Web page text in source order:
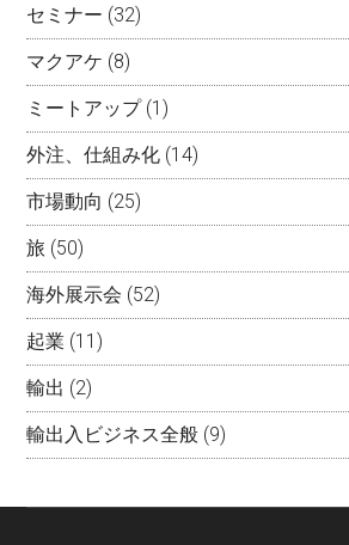
セミナー (32)
マクアケ (8)
ミートアップ(1)
外注、仕組み化 (14)
市場動向 (25)
旅 (50)
海外展示会 (52)
起業 (11)
輸出 (2)
輸出入ビジネス全般 (9)